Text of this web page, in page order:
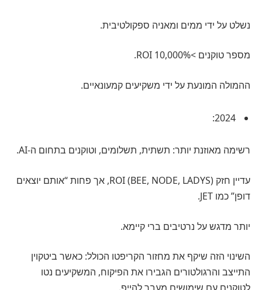
נשלט על ידי ממים ומאניה ספקולטיבית.
מספר טוקנים >10,000% ROI.
ההמולה המונעת על ידי משקיעים קמעונאיים.
2024:
רשימה מאוזנת יותר: תשתית, תשלומים, וטוקנים בתחום ה-AI.
עדיין חזק ROI (BEE, NODE, LADYS), אך פחות “אותם יוצאים
דופן” כמו JET.
יותר מדגש על נרטיבים ברי קיימא.
השינוי הזה שיקף את מחזור הקריפטו הכולל: כאשר ביטקוין
התייצב והרגולטורים הגבירו את הפיקוח, המשקיעים נטו